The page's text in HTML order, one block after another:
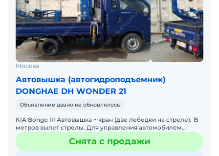
Москва
Автовышка (автогидроподъемник)
DONGHAE DH WONDER 21
Объявление давно не обновлялось
KIA Bongo III Автовышка + кран (две лебедки на стреле), 15
метров вылет стрелы. Для управления автомобилем
достаточно категории B. Грузоподъемность стрелы 600-2
Снята с продажи